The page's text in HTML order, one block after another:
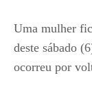
Uma mulher
deste sábado
ocorreu por